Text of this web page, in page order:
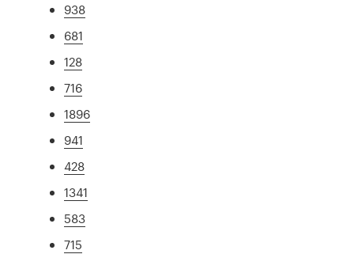
938
681
128
716
1896
941
428
1341
583
715